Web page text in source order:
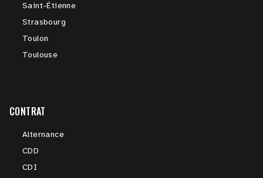
Saint-Étienne
Strasbourg
Toulon
Toulouse
CONTRAT
Alternance
CDD
CDI